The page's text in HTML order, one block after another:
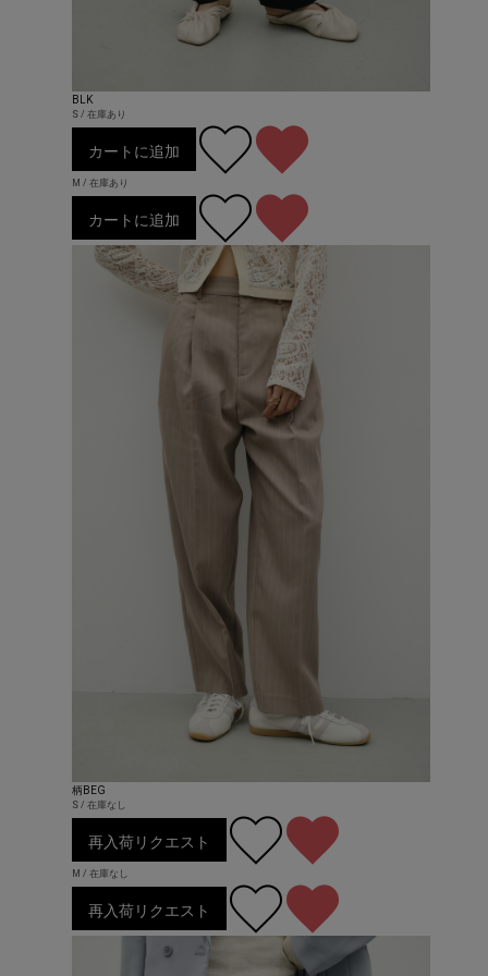
BLK
S / 在庫あり
カートに追加
M / 在庫あり
カートに追加
柄BEG
S / 在庫なし
再入荷リクエスト
M / 在庫なし
再入荷リクエスト